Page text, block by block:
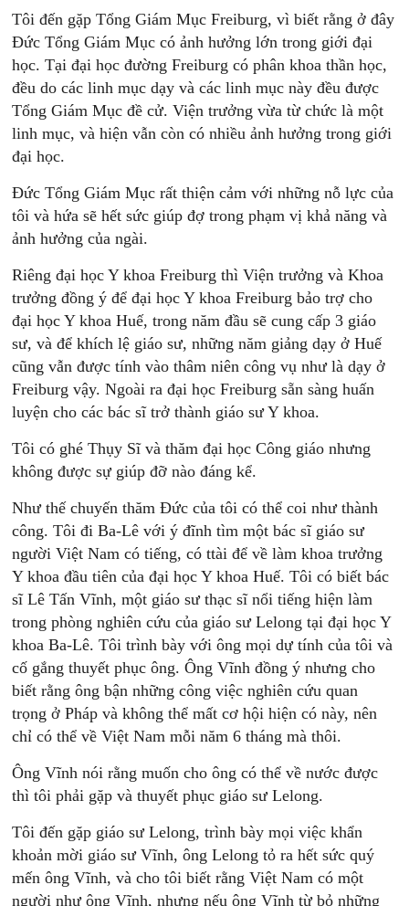
Tôi đến gặp Tổng Giám Mục Freiburg, vì biết rằng ở đây
Đức Tổng Giám Mục có ảnh hưởng lớn trong giới đại
học. Tại đại học đường Freiburg có phân khoa thần học,
đều do các linh mục dạy và các linh mục này đều được
Tổng Giám Mục đề cử. Viện trưởng vừa từ chức là một
linh mục, và hiện vẫn còn có nhiều ảnh hưởng trong giới
đại học.
Đức Tổng Giám Mục rất thiện cảm với những nỗ lực của
tôi và hứa sẽ hết sức giúp đợ trong phạm vị khả năng và
ảnh hưởng của ngài.
Riêng đại học Y khoa Freiburg thì Viện trưởng và Khoa
trưởng đồng ý để đại học Y khoa Freiburg bảo trợ cho
đại học Y khoa Huế, trong năm đầu sẽ cung cấp 3 giáo
sư, và để khích lệ giáo sư, những năm giảng dạy ở Huế
cũng vẫn được tính vào thâm niên công vụ như là dạy ở
Freiburg vậy. Ngoài ra đại học Freiburg sẵn sàng huấn
luyện cho các bác sĩ trở thành giáo sư Y khoa.
Tôi có ghé Thụy Sĩ và thăm đại học Công giáo nhưng
không được sự giúp đỡ nào đáng kể.
Như thế chuyến thăm Đức của tôi có thể coi như thành
công. Tôi đi Ba-Lê với ý đĩnh tìm một bác sĩ giáo sư
người Việt Nam có tiếng, có ttài để về làm khoa trưởng
Y khoa đầu tiên của đại học Y khoa Huế. Tôi có biết bác
sĩ Lê Tấn Vĩnh, một giáo sư thạc sĩ nổi tiếng hiện làm
trong phòng nghiên cứu của giáo sư Lelong tại đại học Y
khoa Ba-Lê. Tôi trình bày với ông mọi dự tính của tôi và
cố gắng thuyết phục ông. Ông Vĩnh đồng ý nhưng cho
biết rằng ông bận những công việc nghiên cứu quan
trọng ở Pháp và không thể mất cơ hội hiện có này, nên
chỉ có thể về Việt Nam mỗi năm 6 tháng mà thôi.
Ông Vĩnh nói rằng muốn cho ông có thể về nước được
thì tôi phải gặp và thuyết phục giáo sư Lelong.
Tôi đến gặp giáo sư Lelong, trình bày mọi việc khẩn
khoản mời giáo sư Vĩnh, ông Lelong tỏ ra hết sức quý
mến ông Vĩnh, và cho tôi biết rằng Việt Nam có một
người như ông Vĩnh, nhưng nếu ông Vĩnh từ bỏ những